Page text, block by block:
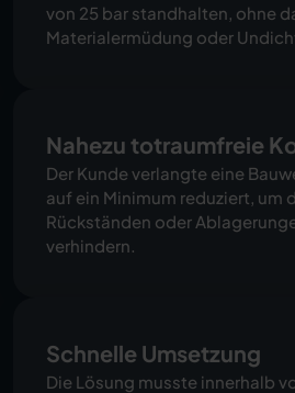
von 25 bar standhalten, ohne
Materialermüdung oder
Nahezu totraumfreie
Der Kunde verlangte eine
auf ein Minimum reduziert, um
Rückständen oder
verhindern.
Schnelle Umsetzung
Die Lösung musste innerhalb